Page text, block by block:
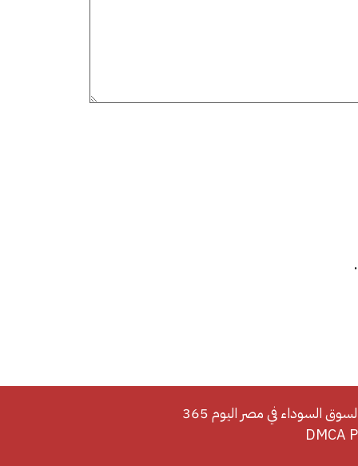
السوداء في مصر اليوم 365
DMCA